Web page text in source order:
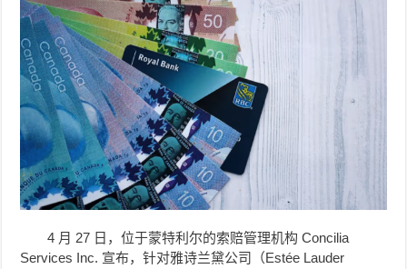
4 月 27 日，位于蒙特利尔的索赔管理机构 Concilia
Services Inc. 宣布，针对雅诗兰黛公司（Estée Lauder